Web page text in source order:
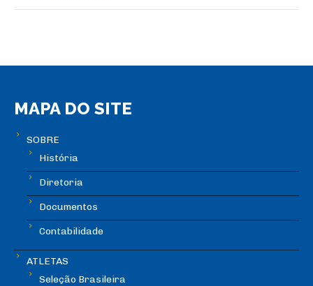
MAPA DO SITE
SOBRE
História
Diretoria
Documentos
Contabilidade
ATLETAS
Seleção Brasileira